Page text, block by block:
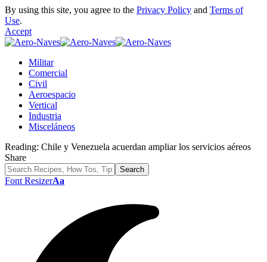
By using this site, you agree to the Privacy Policy and Terms of
Use.
Accept
Militar
Comercial
Civil
Aeroespacio
Vertical
Industria
Misceláneos
Reading: Chile y Venezuela acuerdan ampliar los servicios aéreos
Share
Font ResizerAa